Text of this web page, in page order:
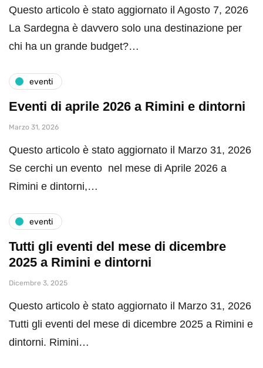
Questo articolo è stato aggiornato il Agosto 7, 2026
La Sardegna è davvero solo una destinazione per
chi ha un grande budget?…
eventi
Eventi di aprile 2026 a Rimini e dintorni
Marzo 31, 2026
Questo articolo è stato aggiornato il Marzo 31, 2026
Se cerchi un evento nel mese di Aprile 2026 a
Rimini e dintorni,…
eventi
Tutti gli eventi del mese di dicembre
2025 a Rimini e dintorni
Dicembre 3, 2025
Questo articolo è stato aggiornato il Marzo 31, 2026
Tutti gli eventi del mese di dicembre 2025 a Rimini e
dintorni. Rimini…